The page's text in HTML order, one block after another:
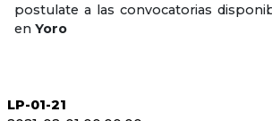
postulate a las convocatorias
en Yoro
LP-01-21